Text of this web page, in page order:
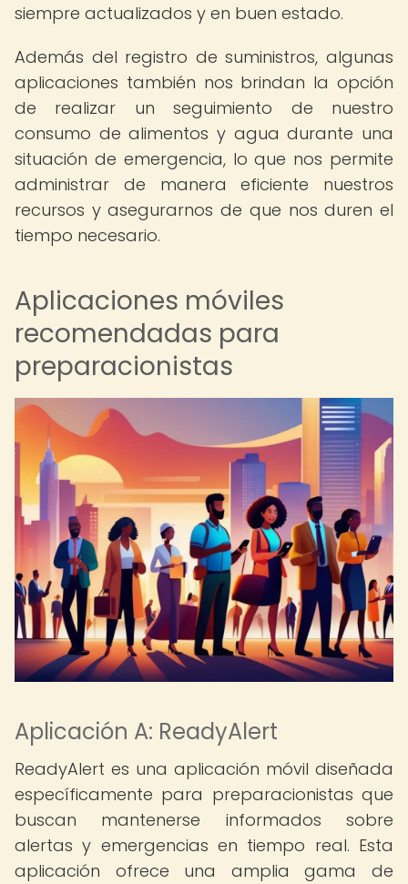
siempre actualizados y en buen estado.
Además del registro de suministros, algunas
aplicaciones también nos brindan la opción
de realizar un seguimiento de nuestro
consumo de alimentos y agua durante una
situación de emergencia, lo que nos permite
administrar de manera eficiente nuestros
recursos y asegurarnos de que nos duren el
tiempo necesario.
Aplicaciones móviles
recomendadas para
preparacionistas
Aplicación A: ReadyAlert
ReadyAlert es una aplicación móvil diseñada
específicamente para preparacionistas que
buscan mantenerse informados sobre
alertas y emergencias en tiempo real. Esta
aplicación ofrece una amplia gama de